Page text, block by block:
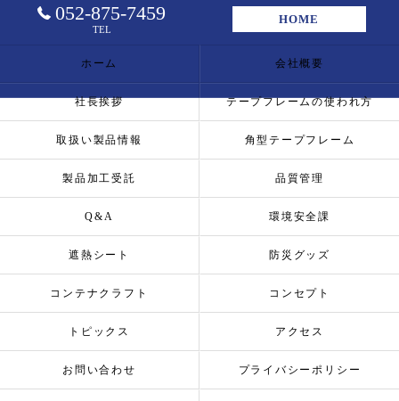
052-875-7459
TEL
HOME
ホーム 会社概要
社長挨拶 テープフレームの使われ方
取扱い製品情報 角型テープフレーム
製品加工受託 品質管理
Q&A 環境安全課
遮熱シート 防災グッズ
コンテナクラフト コンセプト
トピックス アクセス
お問い合わせ プライバシーポリシー